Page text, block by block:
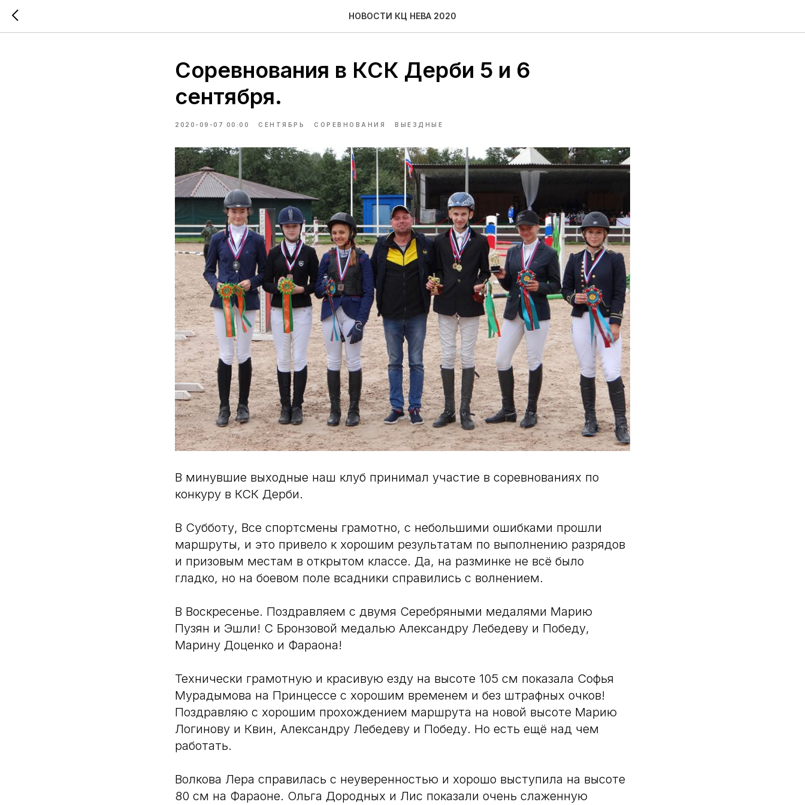
НОВОСТИ КЦ НЕВА 2020
Соревнования в КСК Дерби 5 и 6
сентября.
2020-09-07 00:00 СЕНТЯБРЬ СОРЕВНОВАНИЯ ВЫЕЗДНЫЕ
В минувшие выходные наш клуб принимал участие в соревнованиях по
конкуру в КСК Дерби.
В Субботу, Все спортсмены грамотно, с небольшими ошибками прошли
маршруты, и это привело к хорошим результатам по выполнению разрядов
и призовым местам в открытом классе. Да, на разминке не всё было
гладко, но на боевом поле всадники справились с волнением.
В Воскресенье. Поздравляем с двумя Серебряными медалями Марию
Пузян и Эшли! С Бронзовой медалью Александру Лебедеву и Победу,
Марину Доценко и Фараона!
Технически грамотную и красивую езду на высоте 105 см показала Софья
Мурадымова на Принцессе с хорошим временем и без штрафных очков!
Поздравляю с хорошим прохождением маршрута на новой высоте Марию
Логинову и Квин, Александру Лебедеву и Победу. Но есть ещё над чем
работать.
Волкова Лера справилась с неуверенностью и хорошо выступила на высоте
80 см на Фараоне. Ольга Дородных и Лис показали очень слаженную